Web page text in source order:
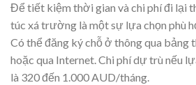
Để tiết kiệm thời gian và chi phí đi lại
túc xá trường là một sự lựa chọn phù
Có thể đăng ký chỗ ở thông qua
hoặc qua Internet. Chi phí dự trù nếu
là 320 đến 1.000 AUD/tháng.